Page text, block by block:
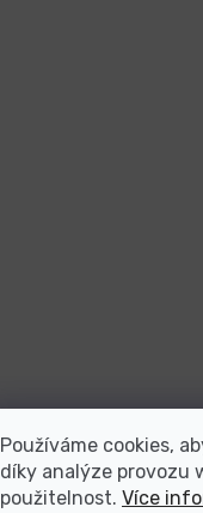
Používáme cookies,
díky analýze provozu
použitelnost. Více